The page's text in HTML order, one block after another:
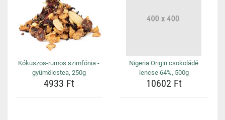
Kókuszos-rumos szimfónia -
gyümölcstea, 250g
4933 Ft
Nigeria Origin csokoládé
lencse 64%, 500g
10602 Ft